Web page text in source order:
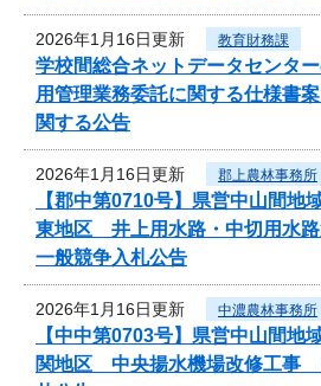
2026年1月16日更新 教育財務課
学校間総合ネットデータセンタ
用管理業務委託に関する仕様書
関する公告
2026年1月16日更新 郡上農林事務所
【郡中第0710号】県営中山間
東地区 井上用水路・中切用水
一般競争入札公告
2026年1月16日更新 中濃農林事務所
【中中第0703号】県営中山間
関地区 中央揚水機場改修工事